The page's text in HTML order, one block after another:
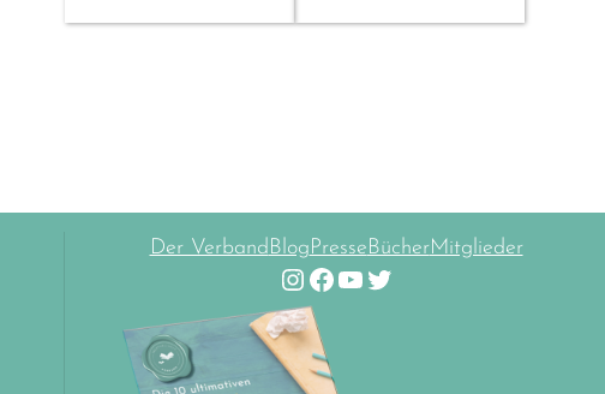
Der VerbandBlogPresseBücherMitglieder
Instagram Facebook YouTube Twitter